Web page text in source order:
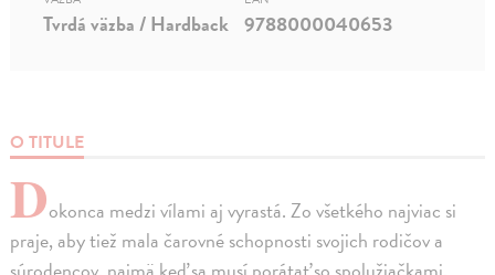
O TITULE
Dokonca medzi vílami aj vyrastá. Zo všetkého najviac si
praje, aby tiež mala čarovné schopnosti svojich rodičov a
Tvrdá väzba / Hardback 9788000040653